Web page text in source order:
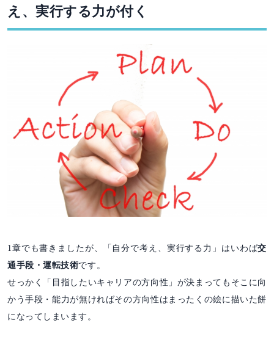
え、実行する力が付く
1章でも書きましたが、「自分で考え、実行する力」はいわば交
通手段・運転技術です。
せっかく「目指したいキャリアの方向性」が決まってもそこに向
かう手段・能力が無ければその方向性はまったくの絵に描いた餅
になってしまいます。